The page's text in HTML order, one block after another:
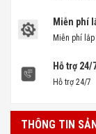
Miễn phí
Miễn phí
Hỗ trợ 24/
Hỗ trợ 24/7
THÔNG TIN